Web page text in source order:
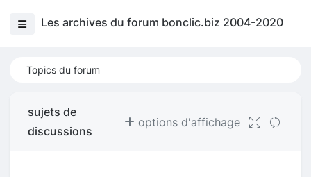
Les archives du forum bonclic.biz 2004-2020
Topics du forum
sujets de
discussions
options d'affichage